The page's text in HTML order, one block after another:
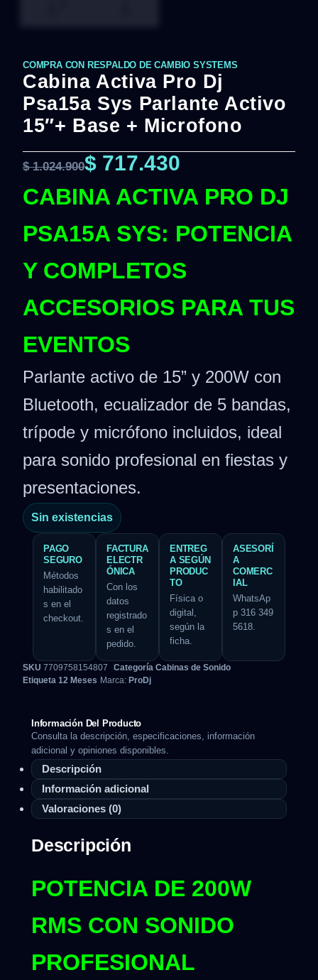
COMPRA CON RESPALDO DE CAMBIO SYSTEMS
Cabina Activa Pro Dj
Psa15a Sys Parlante Activo
15″+ Base + Microfono
$1.024.900$ 717.430
CABINA ACTIVA PRO DJ
PSA15A SYS: POTENCIA
Y COMPLETOS
ACCESORIOS PARA TUS
EVENTOS
Parlante activo de 15” y 200W con
Bluetooth, ecualizador de 5 bandas,
trípode y micrófono incluidos, ideal
para sonido profesional en fiestas y
presentaciones.
Sin existencias
PAGO
SEGURO
Métodos
habilitado
s en el
checkout.
FACTURA
ELECTR
ÓNICA
Con los
datos
registrado
s en el
pedido.
ENTREG
A SEGÚN
PRODUC
TO
Física o
digital,
según la
ficha.
ASESORÍ
A
COMERC
IAL
WhatsAp
p 316 349
5618.
SKU 7709758154807 Categoría Cabinas de Sonido
Etiqueta 12 Meses Marca: ProDj
Información Del Producto
Consulta la descripción, especificaciones, información
adicional y opiniones disponibles.
Descripción
Información adicional
Valoraciones (0)
Descripción
POTENCIA DE 200W
RMS CON SONIDO
PROFESIONAL